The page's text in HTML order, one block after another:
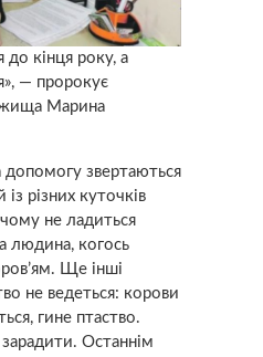
до кінця року, а
— пророкує
Марина
допомогу звертаються
різних куточків
не ладиться
людина, когось
Ще інші
не ведеться: корови
гине птаство.
Останнім